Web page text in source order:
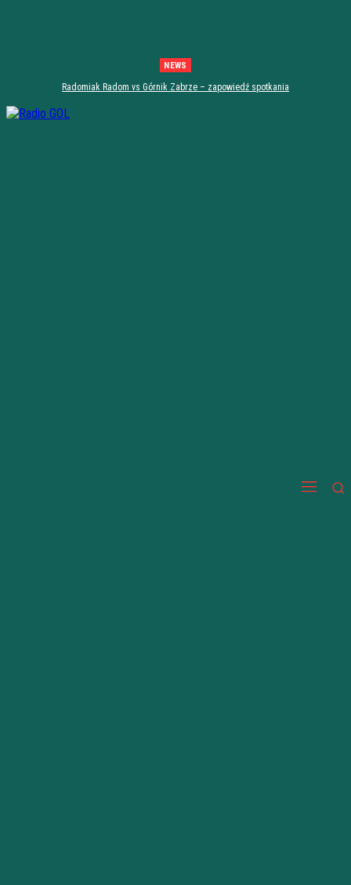
NEWS
Radomiak Radom vs Górnik Zabrze – zapowiedź spotkania